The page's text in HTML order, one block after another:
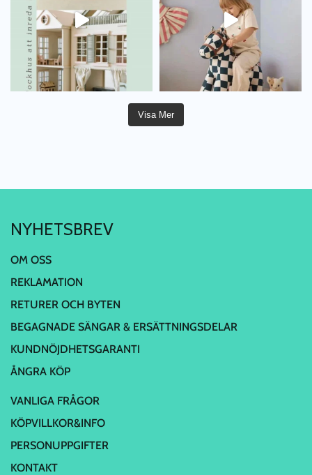
Visa Mer
NYHETSBREV
OM OSS
REKLAMATION
RETURER OCH BYTEN
BEGAGNADE SÄNGAR & ERSÄTTNINGSDELAR
KUNDNÖJDHETSGARANTI
ÅNGRA KÖP
VANLIGA FRÅGOR
KÖPVILLKOR&INFO
PERSONUPPGIFTER
KONTAKT